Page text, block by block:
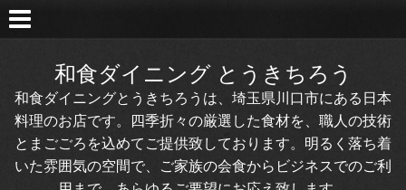
和食ダイニング とうきちろう
和食ダイニングとうきちろうは、埼玉県川口市にある日本
料理のお店です。四季折々の厳選した食材を、職人の技術
とまごごろを込めてご提供致しております。明るく落ち着
いた雰囲気の空間で、ご家族の会食からビジネスでのご利